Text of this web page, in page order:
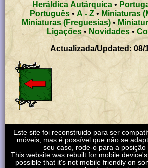
Heráldica Autárquica •
Português• A - Z• Miniaturas
Miniaturas (Freguesias) •
Ligações • Novidades •
Actualizada/Updated: 08/
Este site foi reconstruido para ser
móveis, mas é possível que não se
seu caso, rode-o para a posição
This website was rebuilt for mobile
possible that it's not mobile friendly on